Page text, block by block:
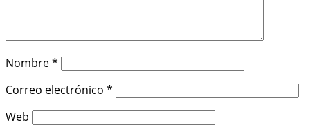
Nombre*
Correo electrónico *
Web